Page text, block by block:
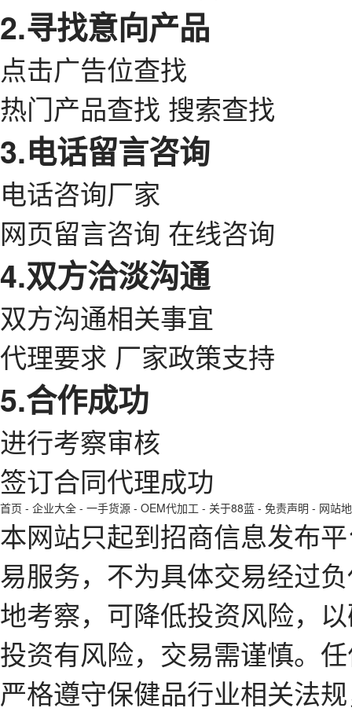
2.寻找意向产品
点击广告位查找
热门产品查找 搜索查找
3.电话留言咨询
电话咨询厂家
网页留言咨询 在线咨询
4.双方洽淡沟通
双方沟通相关事宜
代理要求 厂家政策支持
5.合作成功
进行考察审核
签订合同代理成功
首页 - 企业大全 - 一手货源 - OEM代加工 - 关于88蓝 - 免责声明 - 网站
本网站只起到招商信息发布
易服务，不为具体交易经过
地考察，可降低投资风险，
投资有风险，交易需谨慎。
严格遵守保健品行业相关法